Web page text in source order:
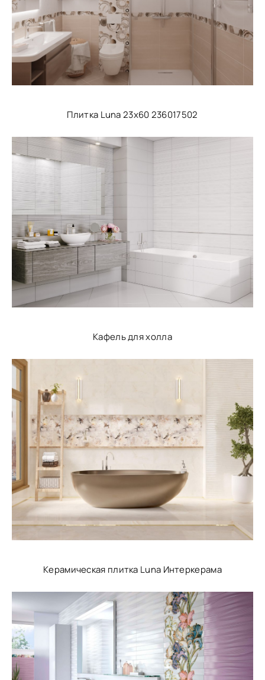
Плитка Luna 23x60 236017502
Кафель для холла
Керамическая плитка Luna Интеркерама